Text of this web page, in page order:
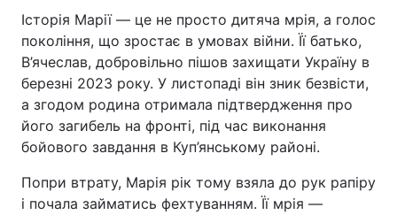
Історія Марії — це не просто дитяча мрія, а голос
покоління, що зростає в умовах війни. Її батько,
В’ячеслав, добровільно пішов захищати Україну в
березні 2023 року. У листопаді він зник безвісти,
а згодом родина отримала підтвердження про
його загибель на фронті, під час виконання
бойового завдання в Куп’янському районі.
Попри втрату, Марія рік тому взяла до рук рапіру
і почала займатись фехтуванням. Її мрія —